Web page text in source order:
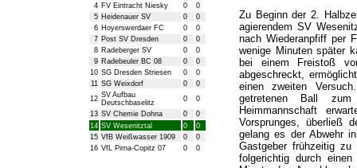
4 FV Eintracht Niesky 0
0
5 Heidenauer SV 0
0
6 Hoyerswerdaer FC 0
0
7 Post SV Dresden 0
0
8 Radeberger SV 0
0
9 Radebeuler BC 08 0
0
10 SG Dresden Striesen 0
0
11 SG Weixdorf 0
0
12 SV Aufbau
Deutschbaselitz
0
0
13 SV Chemie Dohna 0
0
14 SV Wesenitztal 0
0
15 VfB Weißwasser 1909 0
0
16 VfL Pirna-Copitz 07 0 0
Zu Beginn der 2.
agierendem SV
nach Wiederanpfiff per
wenige Minuten später
bei einem Freistoß
abgeschreckt,
einen zweiten
getretenen Ball
Heimmannschaft
Vorsprunges, überließ
gelang es der Abwehr
Gastgeber frühzeitig
folgerichtig durch